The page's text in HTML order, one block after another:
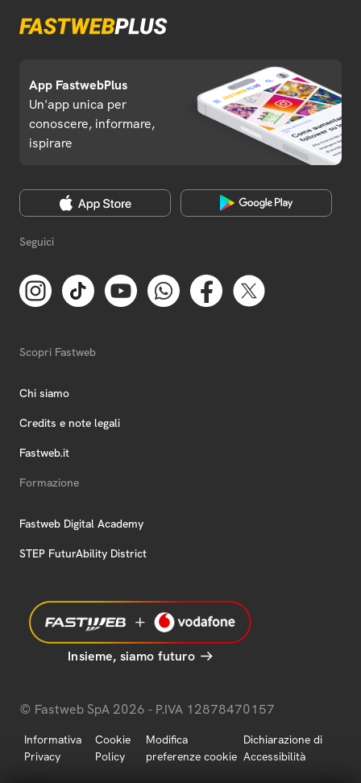
App FastwebPlus
Un'app unica per
conoscere, informare,
ispirare
Seguici
Scopri Fastweb
Chi siamo
Credits e note legali
Fastweb.it
Formazione
Fastweb Digital Academy
STEP FuturAbility District
Insieme, siamo futuro
© Fastweb SpA 2026 - P.IVA 12878470157
Informativa
Privacy
Cookie
Policy
Modifica
preferenze cookie
Dichiarazione di
Accessibilità